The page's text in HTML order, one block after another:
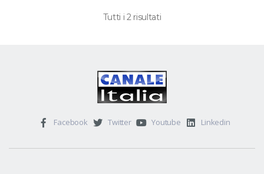
Tutti i 2 risultati
Facebook Twitter Youtube Linkedin